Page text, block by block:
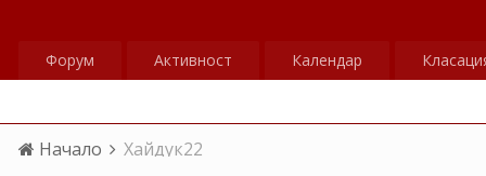
Форум Активност Календар
Начало Хайдук22